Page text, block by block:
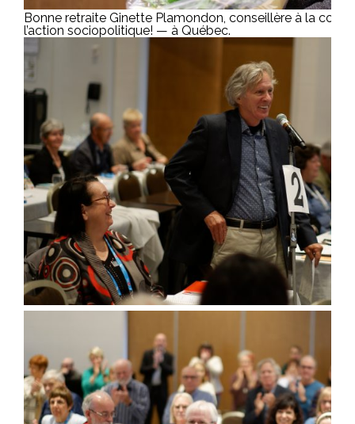
Bonne retraite Ginette Plamondon, conseillère à la
l’action sociopolitique! — à Québec.